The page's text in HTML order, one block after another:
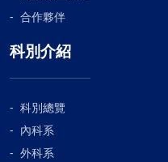
合作夥伴
科別介紹
科別總覽
內科系
外科系